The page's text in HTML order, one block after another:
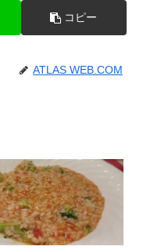
コピー
ATLAS WEB.COM